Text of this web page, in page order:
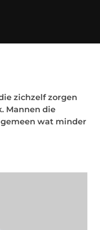
zichzelf zorgen
Mannen die
wat minder